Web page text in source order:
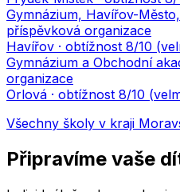
Gymnázium, Havířov-
příspěvková organizace
Havířov · obtížnost 8/10 (
Gymnázium a Obchodní
organizace
Orlová · obtížnost 8/10 (
Všechny školy v kraji
Připravíme vaše